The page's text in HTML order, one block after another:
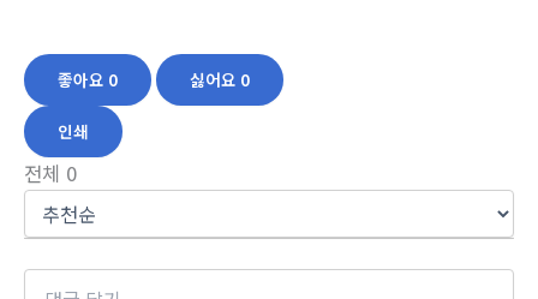
좋아요 0 싫어요 0
인쇄
전체 0